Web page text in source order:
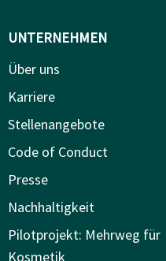
UNTERNEHMEN
Über uns
Karriere
Stellenangebote
Code of Conduct
Presse
Nachhaltigkeit
Pilotprojekt: Mehrweg für
Kosmetik